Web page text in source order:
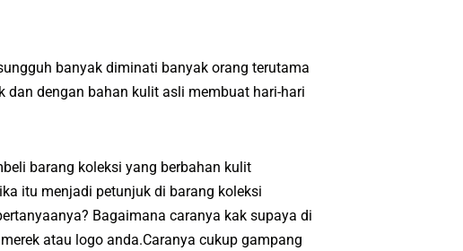
banyak diminati banyak orang terutama
dengan bahan kulit asli membuat hari-hari
barang koleksi yang berbahan kulit
itu menjadi petunjuk di barang koleksi
Bagaimana caranya kak supaya di
atau logo anda.Caranya cukup gampang